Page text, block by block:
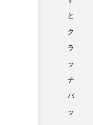
と
ク
ラ
ッ
チ
バ
ッ